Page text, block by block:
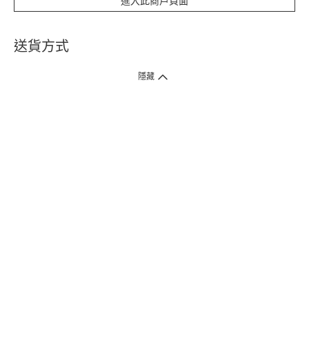
送貨方式
1. 送貨到府（受衛生署條例規管產品除外 ）
隱藏